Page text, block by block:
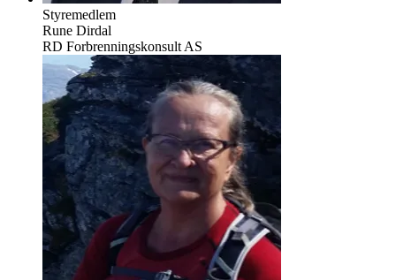
Styremedlem
Rune Dirdal
RD Forbrenningskonsult AS